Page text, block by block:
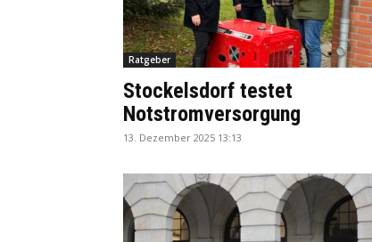
Ratgeber
Stockelsdorf testet
Notstromversorgung
13. Dezember 2025 13:13